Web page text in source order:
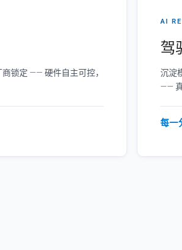
锁定 —— 硬件自主可控，
AI
驾
沉淀
——
每一